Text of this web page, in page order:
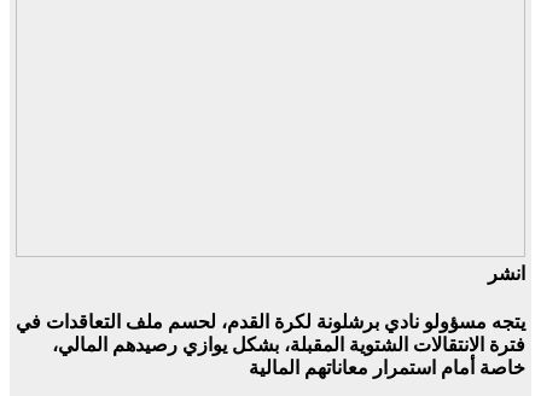
انشر
يتجه مسؤولو نادي برشلونة لكرة القدم، لحسم ملف التعاقدات في
فترة الانتقالات الشتوية المقبلة، بشكل يوازي رصيدهم المالي،
خاصة أمام استمرار معاناتهم المالية